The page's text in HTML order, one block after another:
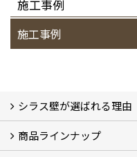
施工事例
施工事例
シラス壁が選ばれる理由
シラスストーリー
こだわり
シラス壁の驚くべき性能
商品ラインナップ